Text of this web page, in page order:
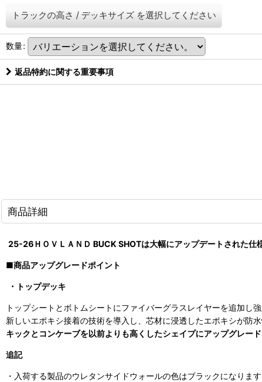
トラックの高さ / デッキサイズ を選択してください
数量:
返品特約に関する重要事項
商品詳細
25-26ＨＯＶＬＡＮＤ BUCK SHOTは大幅にアップデートされた仕
■商品アップグレードポイント
・トップデッキ
トップシートとボトムシートにファイバーグラスレイヤーを追加し
新しいエポキシ接着の技術を導入し、芯材に浸透したエポキシが防
キックとコンケーブを以前よりも高くしたシェイプにアップグレード
追記
・入荷する製品のウレタンサイドウォールの色はブラックになります